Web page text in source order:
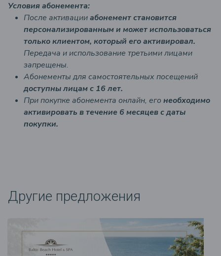
Условия абонемента:
После активацииабонемент становится
персонализированным и может использоваться
только клиентом, который его активировал.
Передача и использование третьими лицами
запрещены.
Абонементы для самостоятельных посещений
доступны лицам с 16 лет.
При покупке абонемента онлайн, егонеобходимо
активировать в течение 6 месяцев с даты
покупки.
Другие предложения